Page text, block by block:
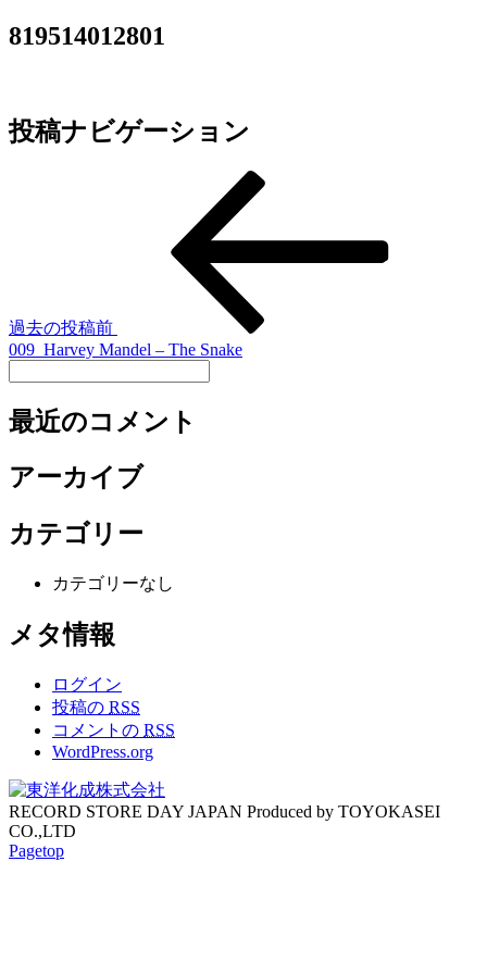
819514012801
投稿ナビゲーション
過去の投稿前
009_Harvey Mandel – The Snake
最近のコメント
アーカイブ
カテゴリー
カテゴリーなし
メタ情報
ログイン
投稿の RSS
コメントの RSS
WordPress.org
RECORD STORE DAY JAPAN Produced by TOYOKASEI
CO.,LTD
Pagetop